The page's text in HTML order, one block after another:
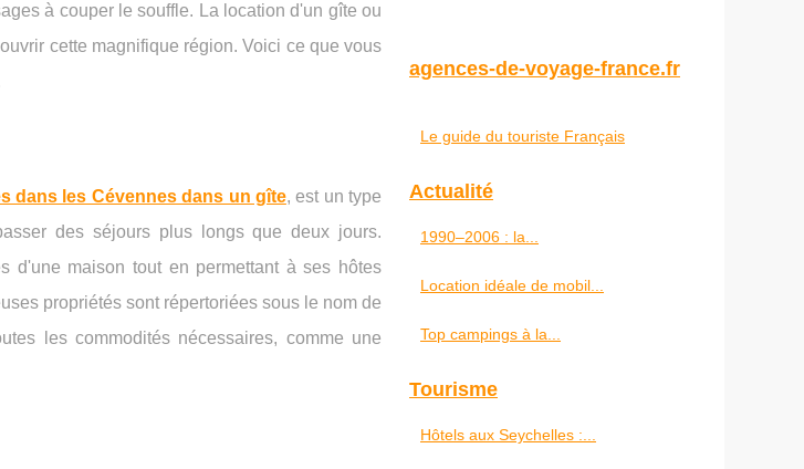
à couper le souffle. La location d'un gîte ou
cette magnifique région. Voici ce que vous
dans les Cévennes dans un gîte, est un type
des séjours plus longs que deux jours.
d'une maison tout en permettant à ses hôtes
propriétés sont répertoriées sous le nom de
les commodités nécessaires, comme une
agences-de-voyage-france.fr
Le guide du touriste Français
Actualité
1990–2006 : la...
Location idéale de mobil...
Top campings à la...
Tourisme
Hôtels aux Seychelles :...